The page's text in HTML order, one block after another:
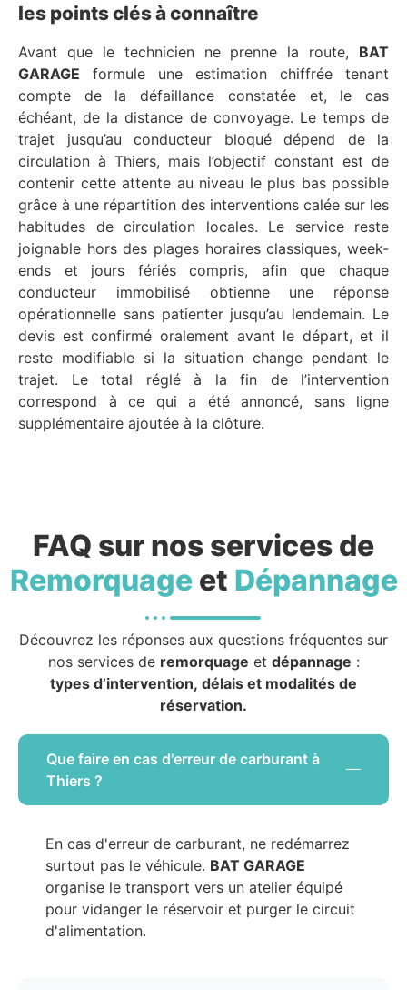
les points clés à connaître
Avant que le technicien ne prenne la route, BAT
GARAGE formule une estimation chiffrée tenant
compte de la défaillance constatée et, le cas
échéant, de la distance de convoyage. Le temps de
trajet jusqu’au conducteur bloqué dépend de la
circulation à Thiers, mais l’objectif constant est de
contenir cette attente au niveau le plus bas possible
grâce à une répartition des interventions calée sur les
habitudes de circulation locales. Le service reste
joignable hors des plages horaires classiques, week-
ends et jours fériés compris, afin que chaque
conducteur immobilisé obtienne une réponse
opérationnelle sans patienter jusqu’au lendemain. Le
devis est confirmé oralement avant le départ, et il
reste modifiable si la situation change pendant le
trajet. Le total réglé à la fin de l’intervention
correspond à ce qui a été annoncé, sans ligne
supplémentaire ajoutée à la clôture.
FAQ sur nos services de
Remorquageet Dépannage
Découvrez les réponses aux questions fréquentes sur
nos services de remorquage et dépannage :
types d’intervention, délais et modalités de
réservation.
Que faire en cas d'erreur de carburant à
Thiers ?
En cas d'erreur de carburant, ne redémarrez
surtout pas le véhicule. BAT GARAGE
organise le transport vers un atelier équipé
pour vidanger le réservoir et purger le circuit
d'alimentation.